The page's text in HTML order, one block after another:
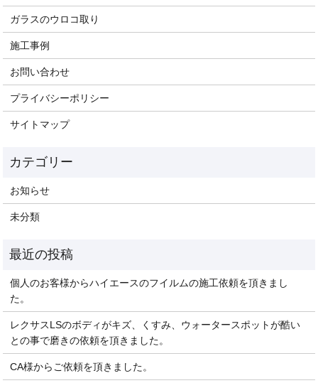
ガラスのウロコ取り
施工事例
お問い合わせ
プライバシーポリシー
サイトマップ
お知らせ
未分類
個人のお客様からハイエースのフイルムの施工依頼を頂きまし
た。
レクサスLSのボディがキズ、くすみ、ウォータースポットが酷い
との事で磨きの依頼を頂きました。
CA様からご依頼を頂きました。